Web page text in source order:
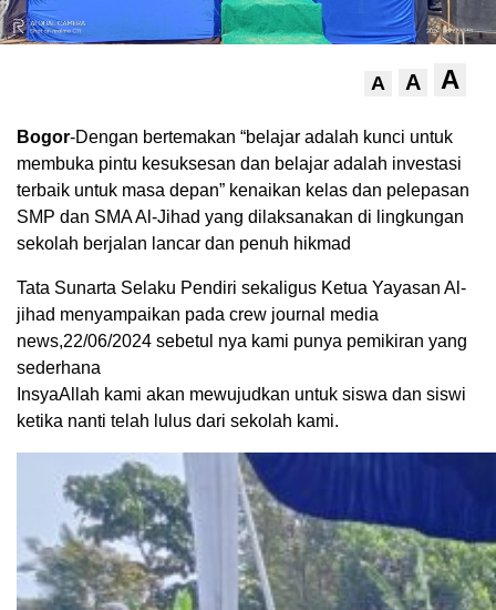
A A A
Bogor-Dengan bertemakan “belajar adalah kunci untuk
membuka pintu kesuksesan dan belajar adalah investasi
terbaik untuk masa depan” kenaikan kelas dan pelepasan
SMP dan SMA Al-Jihad yang dilaksanakan di lingkungan
sekolah berjalan lancar dan penuh hikmad
Tata Sunarta Selaku Pendiri sekaligus Ketua Yayasan Al-
jihad menyampaikan pada crew journal media
news,22/06/2024 sebetul nya kami punya pemikiran yang
sederhana
InsyaAllah kami akan mewujudkan untuk siswa dan siswi
ketika nanti telah lulus dari sekolah kami.